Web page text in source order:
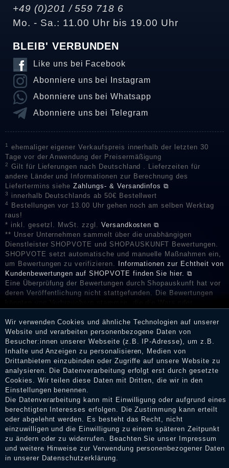
+49 (0)201 / 559 718 6
Mo. - Sa.: 11.00 Uhr bis 19.00 Uhr
BLEIB' VERBUNDEN
Like uns bei Facebook
Abonniere uns bei Instagram
Abonniere uns bei Whatsapp
Abonniere uns bei Telegram
1
ehemaliger eigener Verkaufspreis innerhalb der letzten 30
Tage vor der Anwendung der Preisermäßigung
2
Gilt für Lieferungen nach Deutschland . Lieferzeiten für
andere Länder und Informationen zur Berechnung des
Liefertermins sieheZahlungs- & Versandinfos ⧉
3 innerhalb Deutschlands ab 50€ Bestellwert
4
Bestellungen vor 13.00 Uhr gehen noch am selben Werktag
raus!
* inkl. gesetzl. MwSt. zzgl. Versandkosten ⧉
** Unser Unternehmen sammelt über die unabhängigen
Dienstleister SHOPVOTE und SHOPAUSKUNFT Bewertungen.
SHOPVOTE setzt automatische und manuelle Maßnahmen ein,
um Bewertungen zu verifizieren.
Informationen zur Echtheit von
Kundenbewertungen auf SHOPVOTE finden Sie hier. ⧉
Eine Überprüfung der Bewertungen durch Shopauskunft hat vor
deren Veröffentlichung nicht stattgefunden. Die Bewertungen
Erhalt einer Benachrichtigungs-E-Mail können Händler die
Bewertungen verifizieren und über die erfolgte Verifizierung im
Shop informieren.
Impressum
Daten­schutz­erklärung
AGB
Wir verwenden Cookies und ähnliche Technologien auf unserer
Website und verarbeiten personenbezogene Daten von
Besucher:innen unserer Webseite (z.B. IP-Adresse), um z.B.
Inhalte und Anzeigen zu personalisieren, Medien von
Drittanbietern einzubinden oder Zugriffe auf unsere Website zu
analysieren. Die Datenverarbeitung erfolgt erst durch gesetzte
Cookies. Wir teilen diese Daten mit Dritten, die wir in den
Einstellungen benennen.
Die Datenverarbeitung kann mit Einwilligung oder aufgrund eines
berechtigten Interesses erfolgen. Die Zustimmung kann erteilt
oder abgelehnt werden. Es besteht das Recht, nicht
einzuwilligen und die Einwilligung zu einem späteren Zeitpunkt
zu ändern oder zu widerrufen. Beachten Sie unser
Impressum
und weitere Hinweise zur Verwendung personenbezogener Daten
in unserer Daten­schutz­erklärung.